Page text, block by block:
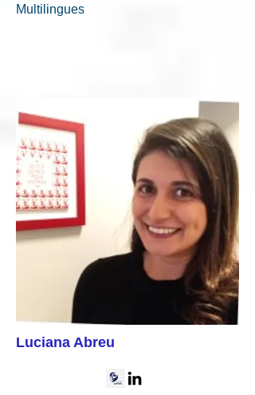
Multilingues
Luciana Abreu